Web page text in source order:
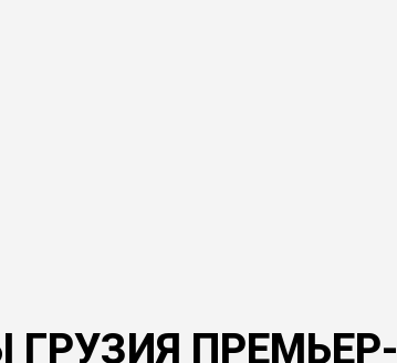
ПРЕМЬЕР-